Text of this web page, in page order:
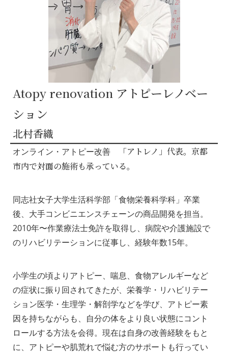
Atopy renovation アトピーレノベー
ション
北村香織
オンライン・アトピー改善
「アトレノ」代表。京都
市内で対面の施術も承っている。
同志社女子大学生活科学部「食物栄養科学科」卒業
後、大手コンビニエンスチェーンの商品開発を担当。
2010年〜作業療法士免許を取得し、病院や介護施設で
のリハビリテーションに従事し、経験年数15年。
小学生の頃よりアトピー、喘息、食物アレルギーなど
の症状に振り回されてきたが、栄養学・リハビリテー
ション医学・生理学・解剖学などを学び、アトピー素
因を持ちながらも、自分の体をより良い状態にコント
ロールする方法を会得。現在は自身の改善経験をもと
に、アトピーや肌荒れで悩む方のサポートも行ってい